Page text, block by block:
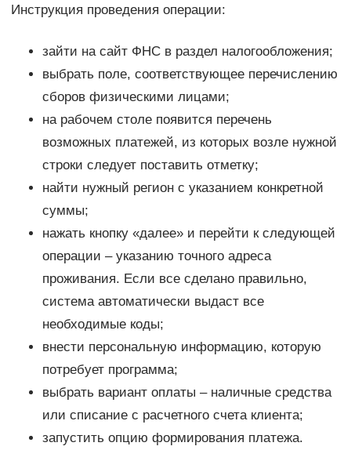
Инструкция проведения операции:
зайти на сайт ФНС в раздел налогообложения;
выбрать поле, соответствующее перечислению
сборов физическими лицами;
на рабочем столе появится перечень
возможных платежей, из которых возле нужной
строки следует поставить отметку;
найти нужный регион с указанием конкретной
суммы;
нажать кнопку «далее» и перейти к следующей
операции – указанию точного адреса
проживания. Если все сделано правильно,
система автоматически выдаст все
необходимые коды;
внести персональную информацию, которую
потребует программа;
выбрать вариант оплаты – наличные средства
или списание с расчетного счета клиента;
запустить опцию формирования платежа.